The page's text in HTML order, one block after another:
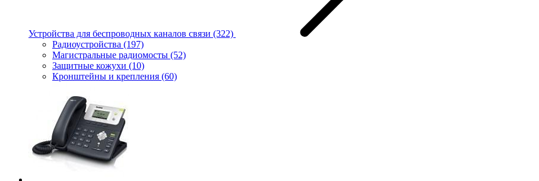
Устройства для беспроводных каналов связи (322)
Радиоустройства (197)
Магистральные радиомосты (52)
Защитные кожухи (10)
Кронштейны и крепления (60)